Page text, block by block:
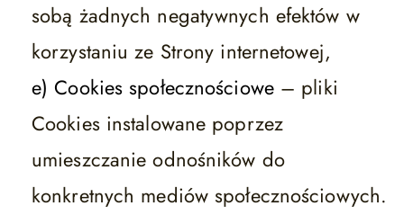
sobą żadnych negatywnych efektów w
korzystaniu ze Strony internetowej,
e) Cookies społecznościowe – pliki
Cookies instalowane poprzez
umieszczanie odnośników do
konkretnych mediów społecznościowych.